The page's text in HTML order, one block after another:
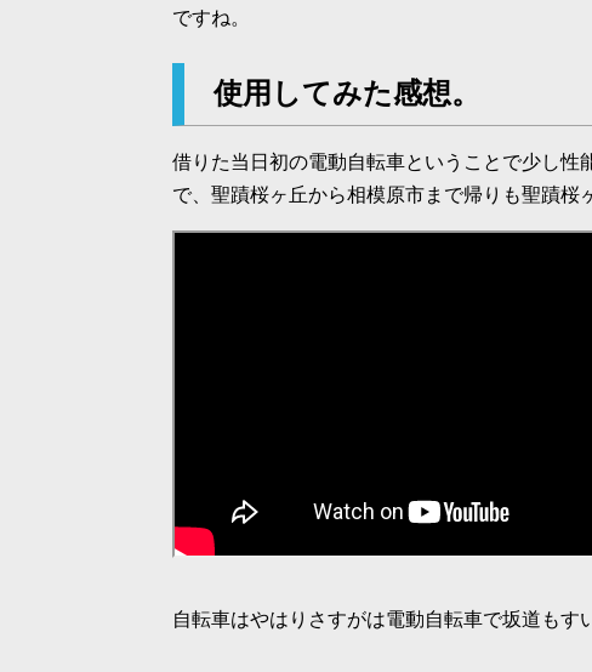
ですね。
使用してみた感想。
借りた当日初の電動自転車ということで少し
で、聖蹟桜ヶ丘から相模原市まで帰りも聖蹟桜
自転車はやはりさすがは電動自転車で坂道もす